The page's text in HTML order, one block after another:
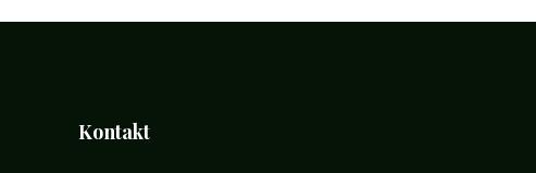
Kontakt